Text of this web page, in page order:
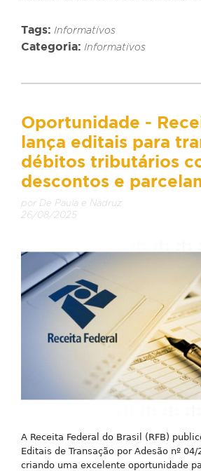
Tags: Informativos
Categoria: Informativos
Oportunidade -
lança editais para
débitos tributários
descontos e
por De Paula e Nadruz
26/08/2025
A Receita Federal do Brasil (RFB)
Editais de Transação por Adesão nº
criando uma excelente oportunidade